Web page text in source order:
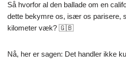
Så hvorfor al den ballade om en
dette bekymre os, især os parisere,
kilometer væk? 🇬🇧
Nå, her er sagen: Det handler ikke